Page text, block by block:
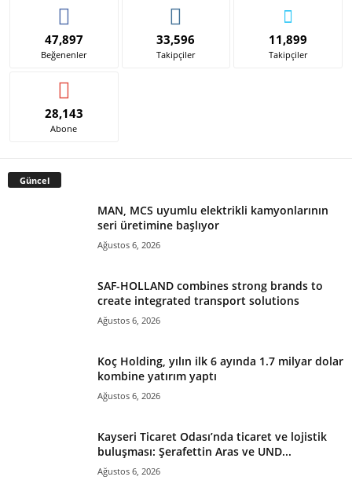
47,897
Beğenenler
33,596
Takipçiler
11,899
Takipçiler
28,143
Abone
Güncel
MAN, MCS uyumlu elektrikli kamyonlarının
seri üretimine başlıyor
Ağustos 6, 2026
SAF-HOLLAND combines strong brands to
create integrated transport solutions
Ağustos 6, 2026
Koç Holding, yılın ilk 6 ayında 1.7 milyar dolar
kombine yatırım yaptı
Ağustos 6, 2026
Kayseri Ticaret Odası’nda ticaret ve lojistik
buluşması: Şerafettin Aras ve UND...
Ağustos 6, 2026